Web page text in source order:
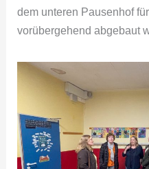
dem unteren Pausenhof
vorübergehend abgebaut